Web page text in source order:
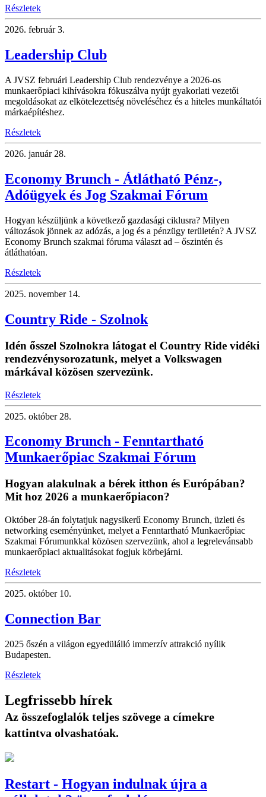
Részletek
2026. február 3.
Leadership Club
A JVSZ februári Leadership Club rendezvénye a 2026-os
munkaerőpiaci kihívásokra fókuszálva nyújt gyakorlati vezetői
megoldásokat az elkötelezettség növeléséhez és a hiteles munkáltatói
márkaépítéshez.
Részletek
2026. január 28.
Economy Brunch - Átlátható Pénz-,
Adóügyek és Jog Szakmai Fórum
Hogyan készüljünk a következő gazdasági ciklusra? Milyen
változások jönnek az adózás, a jog és a pénzügy területén? A JVSZ
Economy Brunch szakmai fóruma választ ad – őszintén és
átláthatóan.
Részletek
2025. november 14.
Country Ride - Szolnok
Idén ősszel Szolnokra látogat el Country Ride vidéki
rendezvénysorozatunk, melyet a Volkswagen
márkával közösen szervezünk.
Részletek
2025. október 28.
Economy Brunch - Fenntartható
Munkaerőpiac Szakmai Fórum
Hogyan alakulnak a bérek itthon és Európában?
Mit hoz 2026 a munkaerőpiacon?
Október 28-án folytatjuk nagysikerű Economy Brunch, üzleti és
networking eseményünket, melyet a Fenntartható Munkaerőpiac
Szakmai Fórumunkkal közösen szervezünk, ahol a legrelevánsabb
munkaerőpiaci aktualitásokat fogjuk körbejárni.
Részletek
2025. október 10.
Connection Bar
2025 őszén a világon egyedülálló immerzív attrakció nyílik
Budapesten.
Részletek
Legfrissebb hírek
Az összefoglalók teljes szövege a címekre
kattintva olvashatóak.
Restart - Hogyan indulnak újra a